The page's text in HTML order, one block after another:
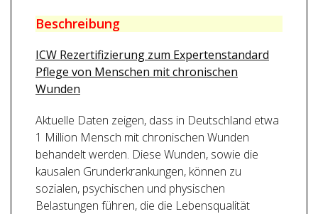
Beschreibung
ICW Rezertifizierung zum Expertenstandard
Pflege von Menschen mit chronischen
Wunden
Aktuelle Daten zeigen, dass in Deutschland etwa
1 Million Mensch mit chronischen Wunden
behandelt werden. Diese Wunden, sowie die
kausalen Grunderkrankungen, können zu
sozialen, psychischen und physischen
Belastungen führen, die die Lebensqualität